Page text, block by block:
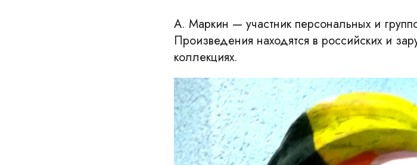
А. Маркин — участник персональных и
Произведения находятся в российских и
коллекциях.